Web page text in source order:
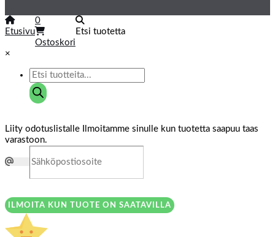
Etusivu
0
Ostoskori
Etsi tuotetta
×
Liity odotuslistalle
Ilmoitamme sinulle kun tuotetta saapuu taas
varastoon.
ILMOITA KUN TUOTE ON SAATAVILLA